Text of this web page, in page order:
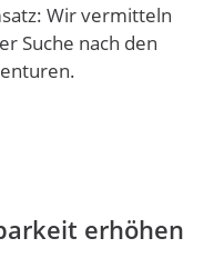
Wir vermitteln
Suche nach den
erhöhen